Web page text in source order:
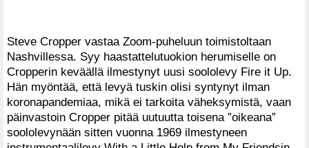
Steve Cropper vastaa Zoom-puheluun toimistoltaan
Nashvillessa. Syy haastattelutuokion herumiselle on
Cropperin keväällä ilmestynyt uusi soololevy Fire it Up.
Hän myöntää, että levyä tuskin olisi syntynyt ilman
koronapandemiaa, mikä ei tarkoita väheksymistä, vaan
päinvastoin Cropper pitää uutuutta toisena ”oikeana”
soololevynään sitten vuonna 1969 ilmestyneen